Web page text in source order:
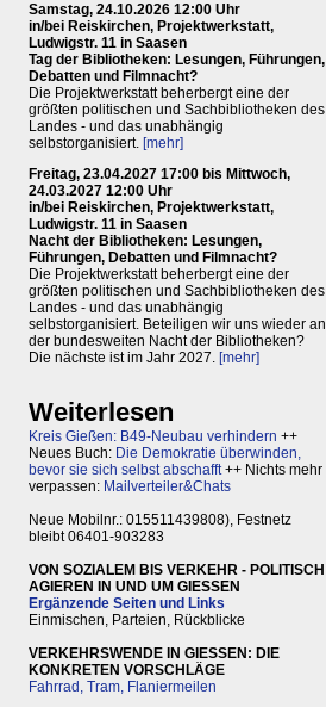
Samstag, 24.10.2026 12:00 Uhr
in/bei Reiskirchen, Projektwerkstatt,
Ludwigstr. 11 in Saasen
Tag der Bibliotheken: Lesungen, Führungen,
Debatten und Filmnacht?
Die Projektwerkstatt beherbergt eine der
größten politischen und Sachbibliotheken des
Landes - und das unabhängig
selbstorganisiert. [mehr]
Freitag, 23.04.2027 17:00 bis Mittwoch,
24.03.2027 12:00 Uhr
in/bei Reiskirchen, Projektwerkstatt,
Ludwigstr. 11 in Saasen
Nacht der Bibliotheken: Lesungen,
Führungen, Debatten und Filmnacht?
Die Projektwerkstatt beherbergt eine der
größten politischen und Sachbibliotheken des
Landes - und das unabhängig
selbstorganisiert. Beteiligen wir uns wieder an
der bundesweiten Nacht der Bibliotheken?
Die nächste ist im Jahr 2027. [mehr]
Weiterlesen
Kreis Gießen: B49-Neubau verhindern ++
Neues Buch: Die Demokratie überwinden,
bevor sie sich selbst abschafft++ Nichts mehr
verpassen: Mailverteiler&Chats
Neue Mobilnr.: 015511439808), Festnetz
bleibt 06401-903283
VON SOZIALEM BIS VERKEHR - POLITISCH
AGIEREN IN UND UM GIESSEN
Ergänzende Seiten und Links
Einmischen, Parteien, Rückblicke
VERKEHRSWENDE IN GIESSEN: DIE
KONKRETEN VORSCHLÄGE
Fahrrad, Tram, Flaniermeilen